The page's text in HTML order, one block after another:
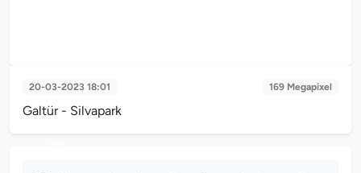
20-03-2023 18:01 169 Megapixel
Galtür - Silvapark